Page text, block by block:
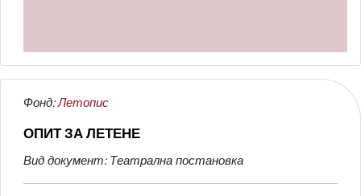
Фонд:Летопис
ОПИТ ЗА ЛЕТЕНЕ
Вид документ: Театрална постановка